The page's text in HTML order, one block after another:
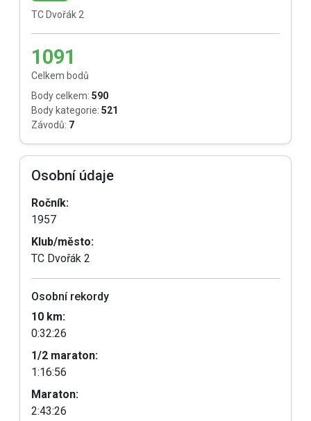
TC Dvořák 2
1091
Celkem bodů
Body celkem: 590
Body kategorie: 521
Závodů: 7
Osobní údaje
Ročník:
1957
Klub/město:
TC Dvořák 2
Osobní rekordy
10 km:
0:32:26
1/2 maraton:
1:16:56
Maraton:
2:43:26